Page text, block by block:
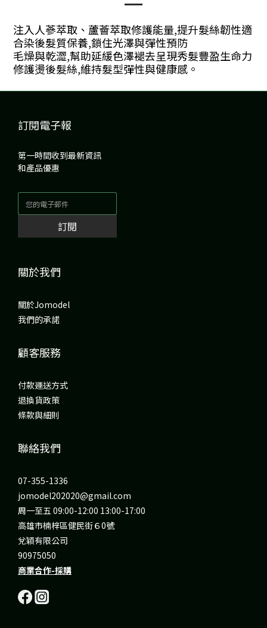
注入人蔘萃取、蘆薈萃取修護能量,提升髮絲韌性適
合染後髮質保養,鎖住光澤與彈性預防
毛燥與乾澀,幫助延緩色澤褪去呈現秀髮豐盈生命力
修護燙後髮絲,維持髮型彈性與健康感。
訂閱電子報
第一時間收到最新資訊
和產品優惠
訂閱
關於我們
關於Jomodel
我們的承諾
顧客服務
付款運送方式
退換貨政策
條款與細則
聯絡我們
07-355-1336
jomodel202020@gmail.com
周一至五 09:00-12:00 13:00-17:00
高雄市楠梓區健民街６0號
兌穎有限公司
90975050
商業合作-採購